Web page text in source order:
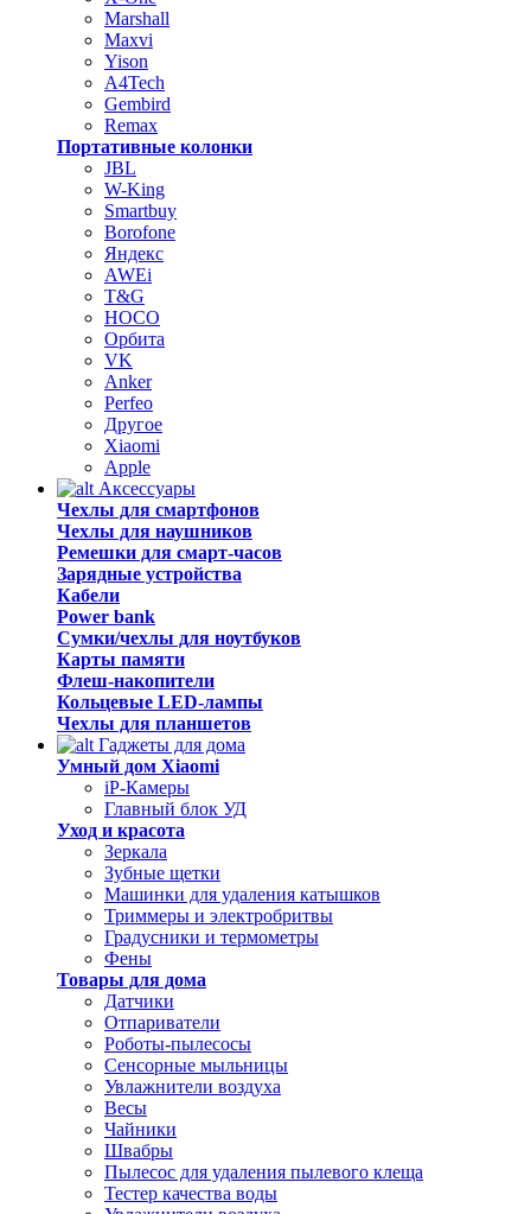
Marshall
Maxvi
Yison
A4Tech
Gembird
Remax
Портативные колонки
JBL
W-King
Smartbuy
Borofone
Яндекс
AWEi
T&G
HOCO
Орбита
VK
Anker
Perfeo
Другое
Xiaomi
Apple
Аксессуары
Чехлы для смартфонов
Чехлы для наушников
Ремешки для смарт-часов
Зарядные устройства
Кабели
Power bank
Сумки/чехлы для ноутбуков
Карты памяти
Флеш-накопители
Кольцевые LED-лампы
Чехлы для планшетов
Гаджеты для дома
Умный дом Xiaomi
iP-Камеры
Главный блок УД
Уход и красота
Зеркала
Зубные щетки
Машинки для удаления катышков
Триммеры и электробритвы
Градусники и термометры
Фены
Товары для дома
Датчики
Отпариватели
Роботы-пылесосы
Сенсорные мыльницы
Увлажнители воздуха
Весы
Чайники
Швабры
Пылесос для удаления пылевого клеща
Тестер качества воды